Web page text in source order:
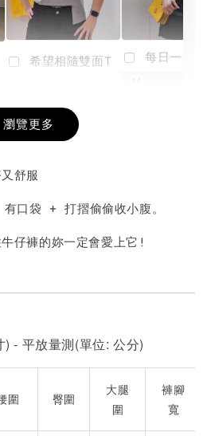
+
希望相隨雙面T
NT$ 190
-
每日一笑
瀏覽更多
舒服
口袋 + 打摺偷偷收小腹。
仔褲的妳一定會愛上它!
) - 平放量測(單位: 公分)
圍 臀圍
大腿
圍
褲腳
寬